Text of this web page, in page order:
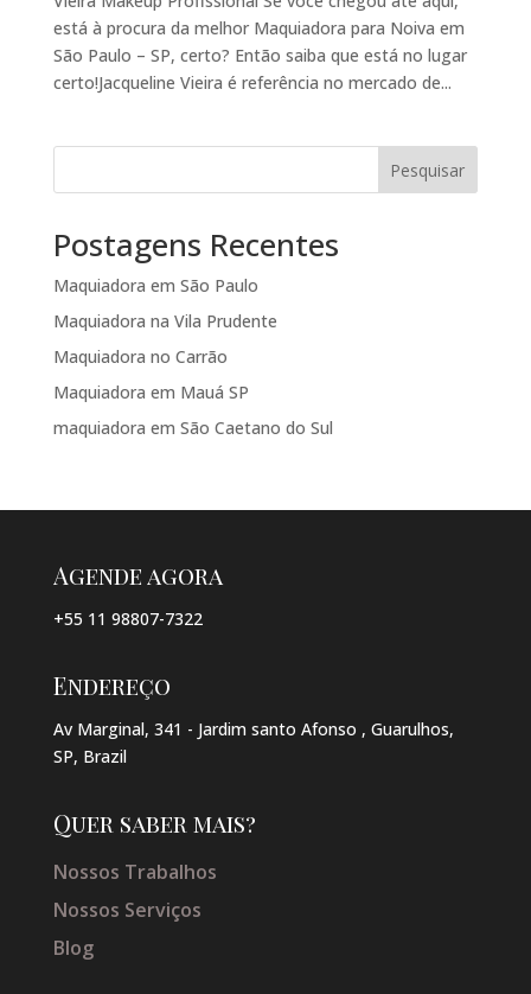
está à procura da melhor Maquiadora para Noiva em
São Paulo – SP, certo? Então saiba que está no lugar
certo!Jacqueline Vieira é referência no mercado de...
Pesquisar
Postagens Recentes
Maquiadora em São Paulo
Maquiadora na Vila Prudente
Maquiadora no Carrão
Maquiadora em Mauá SP
maquiadora em São Caetano do Sul
Agende agora
+55 11 98807-7322
Endereço
Av Marginal, 341 - Jardim santo Afonso , Guarulhos,
SP, Brazil
Quer saber mais?
Nossos Trabalhos
Nossos Serviços
Blog